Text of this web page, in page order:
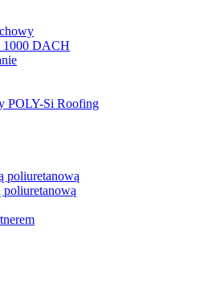
1000 DACH
POLY-Si Roofing
poliuretanową
poliuretanową